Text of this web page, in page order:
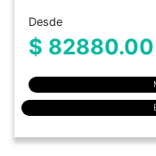
Desde
$ 82880.00